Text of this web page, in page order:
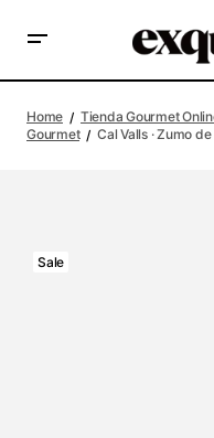
Home Tienda Gourmet
Gourmet
Cal Valls · Zumo
Sale